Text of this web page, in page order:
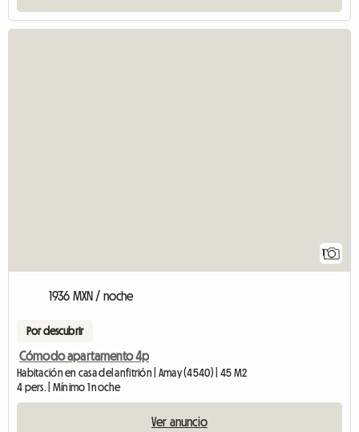
1
1936 MXN / noche
Por descubrir
Cómodo apartamento 4p
Habitación en casa del anfitrión | Amay (4540) | 45 M2
4 pers. | Mínimo 1 noche
Ver anuncio